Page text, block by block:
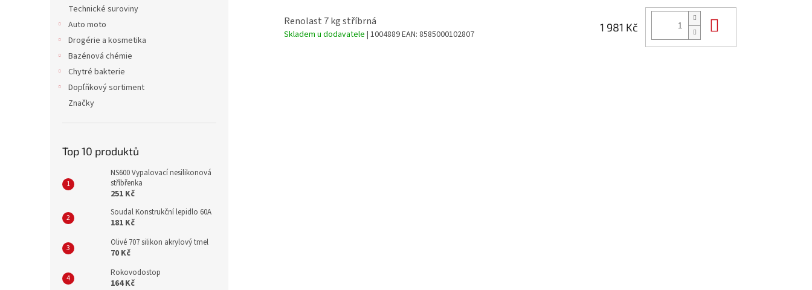
Technické suroviny
Auto moto
Drogérie a kosmetika
Bazénová chémie
Chytré bakterie
Dopľňkový sortiment
Značky
Top 10 produktů
NS600 Vypalovací nesilikonová
stříbřenka
251 Kč
Soudal Konstrukční lepidlo 60A
181 Kč
Olivé 707 silikon akrylový tmel
70 Kč
Rokovodostop
164 Kč
Renolast 7 kg stříbrná
Skladem u dodavatele | 1004889EAN: 8585000102807
1 981 Kč